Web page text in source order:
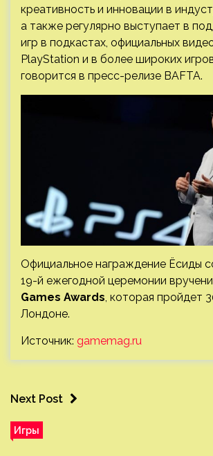
креативность и инновации в
а также регулярно выступает в
игр в подкастах, официальных
PlayStation и в более широких
говорится в пресс-релизе BAFTA.
Официальное награждение Ёсиды
19-й ежегодной церемонии
Games Awards , которая пройдет
Лондоне.
Источник: gamemag.ru
Next Post
Игры